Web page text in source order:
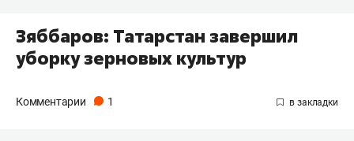
Зяббаров: Татарстан завершил
уборку зерновых культур
Комментарии 1